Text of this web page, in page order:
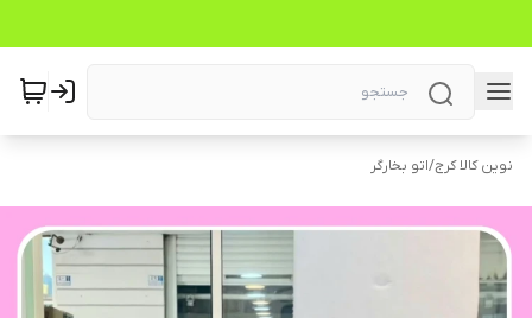
نوین کالا کرج/اتو بخارگر